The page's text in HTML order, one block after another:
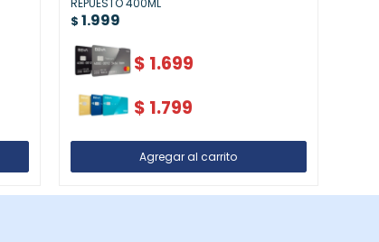
$ 1.999
$ 1.699
$ 1.799